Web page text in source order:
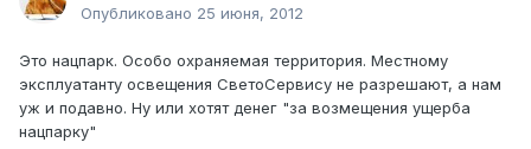
Опубликовано 25 июня, 2012
Это нацпарк. Особо охраняемая территория. Местному
эксплуатанту освещения СветоСервису не разрешают, а нам
уж и подавно. Ну или хотят денег "за возмещения ущерба
нацпарку"